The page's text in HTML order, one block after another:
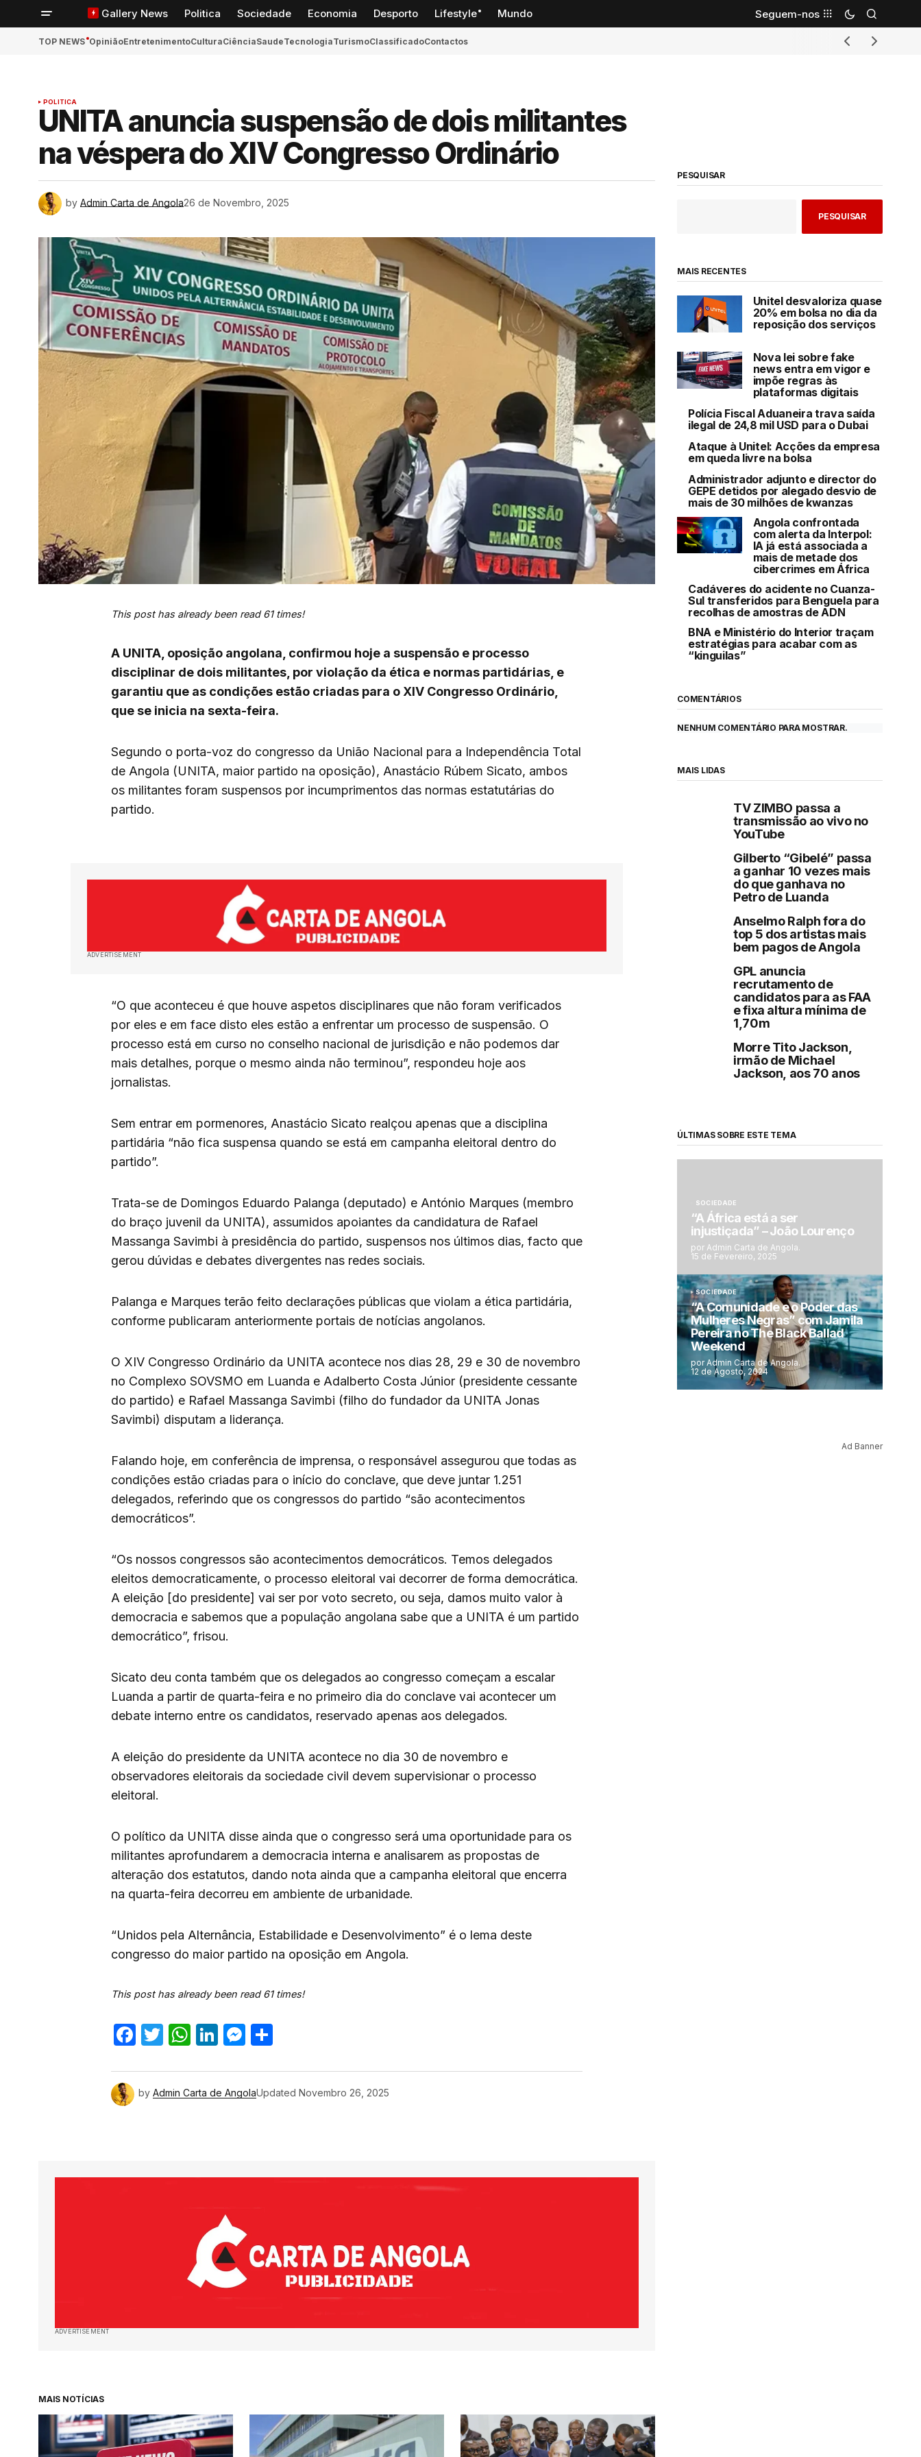
Gallery News Politica Sociedade Economia Desporto Lifestyle Mundo Seguem-nos
TOP NEWS OpiniãoEntretenimentoCulturaCiênciaSaudeTecnologiaTurismoClassificadoContactos
POLITICA
UNITA anuncia suspensão de dois militantes
na véspera do XIV Congresso Ordinário
by Admin Carta de Angola26 de Novembro, 2025
This post has already been read 61 times!
A UNITA, oposição angolana, confirmou hoje a suspensão e processo
disciplinar de dois militantes, por violação da ética e normas partidárias, e
garantiu que as condições estão criadas para o XIV Congresso Ordinário,
que se inicia na sexta-feira.
Segundo o porta-voz do congresso da União Nacional para a Independência Total
de Angola (UNITA, maior partido na oposição), Anastácio Rúbem Sicato, ambos
os militantes foram suspensos por incumprimentos das normas estatutárias do
partido.
ADVERTISEMENT
“O que aconteceu é que houve aspetos disciplinares que não foram verificados
por eles e em face disto eles estão a enfrentar um processo de suspensão. O
processo está em curso no conselho nacional de jurisdição e não podemos dar
mais detalhes, porque o mesmo ainda não terminou”, respondeu hoje aos
jornalistas.
Sem entrar em pormenores, Anastácio Sicato realçou apenas que a disciplina
partidária “não fica suspensa quando se está em campanha eleitoral dentro do
partido”.
Trata-se de Domingos Eduardo Palanga (deputado) e António Marques (membro
do braço juvenil da UNITA), assumidos apoiantes da candidatura de Rafael
Massanga Savimbi à presidência do partido, suspensos nos últimos dias, facto que
gerou dúvidas e debates divergentes nas redes sociais.
Palanga e Marques terão feito declarações públicas que violam a ética partidária,
conforme publicaram anteriormente portais de notícias angolanos.
O XIV Congresso Ordinário da UNITA acontece nos dias 28, 29 e 30 de novembro
no Complexo SOVSMO em Luanda e Adalberto Costa Júnior (presidente cessante
do partido) e Rafael Massanga Savimbi (filho do fundador da UNITA Jonas
Savimbi) disputam a liderança.
Falando hoje, em conferência de imprensa, o responsável assegurou que todas as
condições estão criadas para o início do conclave, que deve juntar 1.251
delegados, referindo que os congressos do partido “são acontecimentos
democráticos”.
“Os nossos congressos são acontecimentos democráticos. Temos delegados
eleitos democraticamente, o processo eleitoral vai decorrer de forma democrática.
A eleição [do presidente] vai ser por voto secreto, ou seja, damos muito valor à
democracia e sabemos que a população angolana sabe que a UNITA é um partido
democrático”, frisou.
Sicato deu conta também que os delegados ao congresso começam a escalar
Luanda a partir de quarta-feira e no primeiro dia do conclave vai acontecer um
debate interno entre os candidatos, reservado apenas aos delegados.
A eleição do presidente da UNITA acontece no dia 30 de novembro e
observadores eleitorais da sociedade civil devem supervisionar o processo
eleitoral.
O político da UNITA disse ainda que o congresso será uma oportunidade para os
militantes aprofundarem a democracia interna e analisarem as propostas de
alteração dos estatutos, dando nota ainda que a campanha eleitoral que encerra
na quarta-feira decorreu em ambiente de urbanidade.
“Unidos pela Alternância, Estabilidade e Desenvolvimento” é o lema deste
congresso do maior partido na oposição em Angola.
This post has already been read 61 times!
Facebook
Twitter
WhatsApp
LinkedIn
Messenger
by Admin Carta de AngolaUpdated Novembro 26, 2025
ADVERTISEMENT
MAIS NOTÍCIAS
PESQUISAR
PESQUISAR
MAIS RECENTES
Unitel desvaloriza quase
20% em bolsa no dia da
reposição dos serviços
Nova lei sobre fake
news entra em vigor e
impõe regras às
plataformas digitais
Polícia Fiscal Aduaneira trava saída
ilegal de 24,8 mil USD para o Dubai
Ataque à Unitel: Acções da empresa
em queda livre na bolsa
Administrador adjunto e director do
GEPE detidos por alegado desvio de
mais de 30 milhões de kwanzas
Angola confrontada
com alerta da Interpol:
IA já está associada a
mais de metade dos
cibercrimes em África
Cadáveres do acidente no Cuanza-
Sul transferidos para Benguela para
recolhas de amostras de ADN
BNA e Ministério do Interior traçam
estratégias para acabar com as
“kinguilas”
COMENTÁRIOS
NENHUM COMENTÁRIO PARA MOSTRAR.
MAIS LIDAS
TV ZIMBO passa a
transmissão ao vivo no
YouTube
Gilberto “Gibelé” passa
a ganhar 10 vezes mais
do que ganhava no
Petro de Luanda
Anselmo Ralph fora do
top 5 dos artistas mais
bem pagos de Angola
GPL anuncia
recrutamento de
candidatos para as FAA
e fixa altura mínima de
1,70m
Morre Tito Jackson,
irmão de Michael
Jackson, aos 70 anos
ÚLTIMAS SOBRE ESTE TEMA
SOCIEDADE
“A África está a ser
injustiçada” – João Lourenço
por Admin Carta de Angola.
15 de Fevereiro, 2025
SOCIEDADE
“A Comunidade e o Poder das
Mulheres Negras” com Jamila
Pereira no The Black Ballad
Weekend
por Admin Carta de Angola.
12 de Agosto, 2024
Ad Banner